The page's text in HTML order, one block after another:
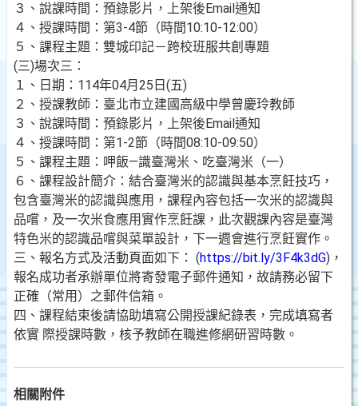
３、說課時間：預錄影片，上架後Email通知
４、授課時間：第3-4節（時間10:10-12:00）
５、課程主題：雙城印記－跨校班服共創專題
(三)場次三：
１、日期：114年04月25日(五)
２、授課教師：臺北市立建國高級中學曾慶玲教師
３、說課時間：預錄影片，上架後Email通知
４、授課時間：第1-2節（時間08:10-09:50）
５、課程主題：呷飯—識臺灣米、吃臺灣米（一）
６、課程設計簡介：結合臺灣米的認識與基本烹飪技巧，
包含臺灣米的認識與應用，課程內容包括一次米的認識與
品嚐，及一次米食應用實作烹飪課，此次觀課內容是臺灣
特色米的認識品嚐與菜單設計，下一週會進行烹飪實作。
三、報名方式及活動頁面如下： (https://bit.ly/3F4k3dG)，
報名成功者承辦單位將寄發電子郵件通知，故請務必留下
正確（常用）之郵件信箱。
四、課程結束後請協助填寫公開授課紀錄表，完成填寫者
依實 際授課時數，核予教師在職進修網研習時數。
相關附件